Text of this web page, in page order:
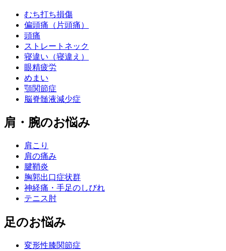
むち打ち損傷
偏頭痛（片頭痛）
頭痛
ストレートネック
寝違い（寝違え）
眼精疲労
めまい
顎関節症
脳脊髄液減少症
肩・腕のお悩み
肩こり
肩の痛み
腱鞘炎
胸郭出口症状群
神経痛・手足のしびれ
テニス肘
足のお悩み
変形性膝関節症